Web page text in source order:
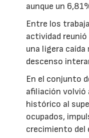
aunque un
Entre los
actividad
una ligera caída
descenso
En el conjunto
afiliación volvió
histórico al
ocupados,
crecimiento del